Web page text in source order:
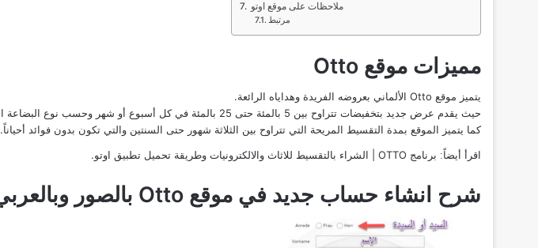
ملاحظات على موقع اوتو
مرتبط
مميزات موقع Otto
يتميز موقع Otto الألماني بعروضه الفريدة وهداياه الرائعة.
حيث يقدم عرض جديد بتخفيضات تتراوح بين 5 بالمئة حتى 25 بالمئة في كل أسبوع أو شهر وحسب نوع البضاعة المقدمة من الشركة.
كما يتميز الموقع بمدة التقسيط المريحة التي تتراوح بين الثلاثة شهور حتى السنتين والتي تكون بدون فوائد أحياناً.
اقرأ أيضاً: برنامج OTTO | الشراء بالتقسيط للاثاث والالكترونيات وطريقة تحميل تطبيق اوتو .
شرح انشاء حساب جديد في موقع Otto بالصور وبالعربي